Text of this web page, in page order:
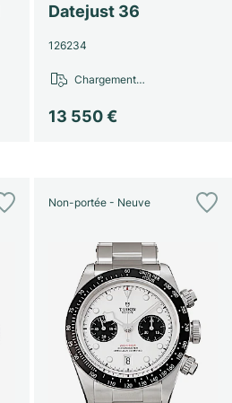
Datejust 36
126234
13 550 €
Chargement…
Non-portée - Neuve